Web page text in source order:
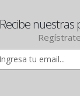
Recibe nuestras